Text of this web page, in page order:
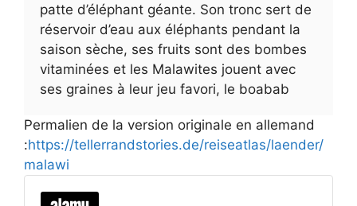
patte d’éléphant géante. Son tronc sert de
réservoir d’eau aux éléphants pendant la
saison sèche, ses fruits sont des bombes
vitaminées et les Malawites jouent avec
ses graines à leur jeu favori, le boabab
Permalien de la version originale en allemand
:https://tellerrandstories.de/reiseatlas/laender/
malawi